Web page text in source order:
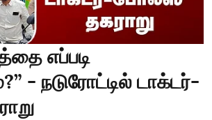
எப்படி
- நடுரோட்டில் டாக்டர்-